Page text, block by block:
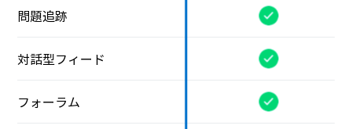
問題追跡
対話型フィード
フォーラム